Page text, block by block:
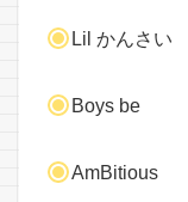
Lil かんさい
Boys be
AmBitious